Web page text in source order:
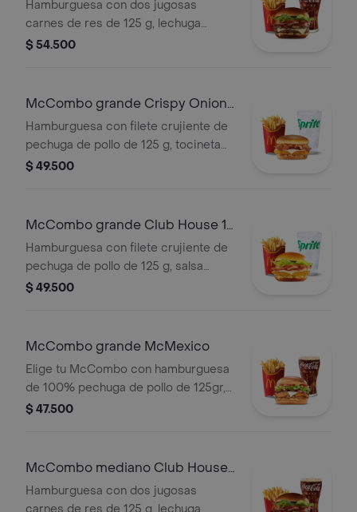
Hamburguesa con dos jugosas
carnes de res de 125 g, lechuga
fresca, tomate, cebolla grillada,
suave tipo Brioche. Acompañada de
papas fritas grandes y bebida grande
a elección.
$ 54.500
McCombo grande Crispy Onion
Barbecue 1 Pechuga
Hamburguesa con filete crujiente de
pechuga de pollo de 125 g, tocineta
ahumada, queso blanco cremoso,
Acompañada de papas fritas grandes
y bebida grande a elección.
$ 49.500
McCombo grande Club House 1
Pechuga
Hamburguesa con filete crujiente de
pechuga de pollo de 125 g, salsa
especial, lechuga fresca, tomate,
Acompañada de papas fritas grandes
y bebida grande a elección.
$ 49.500
McCombo grande McMexico
Elige tu McCombo con hamburguesa
de 100% pechuga de pollo de 125gr,
salsa Tajin, tomate, lechuga, tocineta,
elegir.
$ 47.500
McCombo mediano Club House
2 Carnes
Hamburguesa con dos jugosas